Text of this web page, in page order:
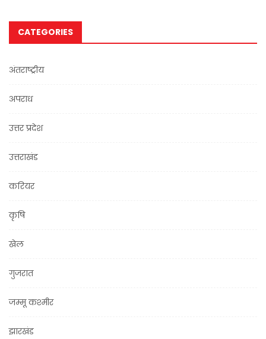
CATEGORIES
अंतराष्ट्रीय
अपराध
उत्तर प्रदेश
उत्तराखंड
करियर
कृषि
खेल
गुजरात
जम्मू कश्मीर
झारखंड